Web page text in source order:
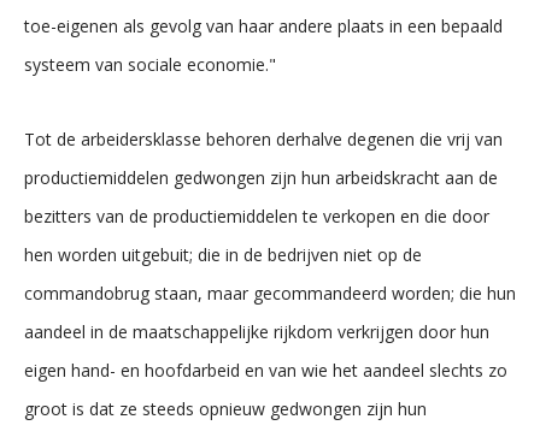
toe-eigenen als gevolg van haar andere plaats in een bepaald
systeem van sociale economie."
Tot de arbeidersklasse behoren derhalve degenen die vrij van
productiemiddelen gedwongen zijn hun arbeidskracht aan de
bezitters van de productiemiddelen te verkopen en die door
hen worden uitgebuit; die in de bedrijven niet op de
commandobrug staan, maar gecommandeerd worden; die hun
aandeel in de maatschappelijke rijkdom verkrijgen door hun
eigen hand- en hoofdarbeid en van wie het aandeel slechts zo
groot is dat ze steeds opnieuw gedwongen zijn hun